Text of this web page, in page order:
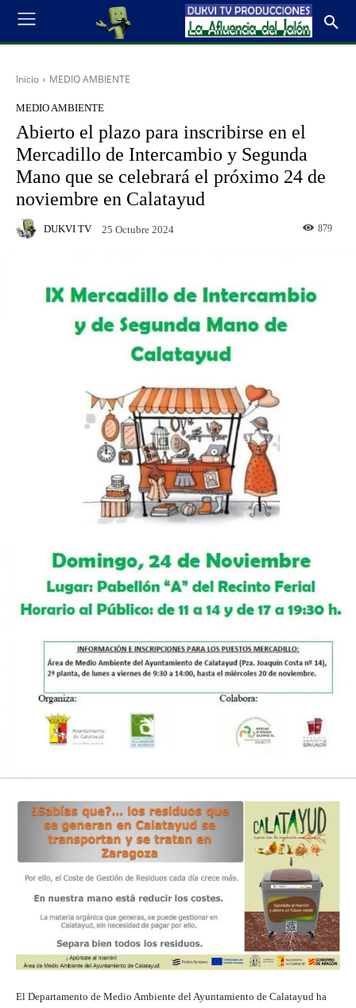
Inicio MEDIO AMBIENTE
MEDIO AMBIENTE
Abierto el plazo para inscribirse en el
Mercadillo de Intercambio y Segunda
Mano que se celebrará el próximo 24 de
noviembre en Calatayud
DUKVI TV 25 Octubre 2024 879
El Departamento de Medio Ambiente del Ayuntamiento de Calatayud ha